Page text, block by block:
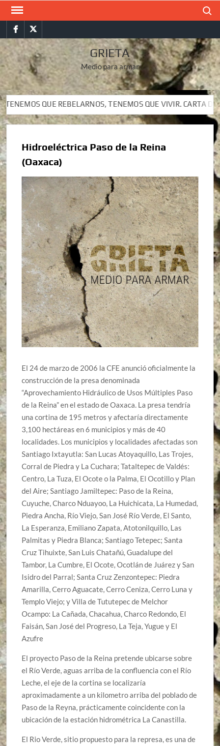
Saltar
contenidoFacebookTwitter
GRIETA
Medio para armar
REBELARNOS, TENEMOS QUE VIVIR. CARTA DEL
REBELARNOS, TENEMOS QUE VIVIR. CARTA DEL
Hidroeléctrica Paso de la Reina
(Oaxaca)
El 24 de marzo de 2006 la CFE anunció oficialmente la
construcción de la presa denominada
“Aprovechamiento Hidráulico de Usos Múltiples Paso
de la Reina” en el estado de Oaxaca. La presa tendría
una cortina de 195 metros y afectaría directamente
3,100 hectáreas en 6 municipios y más de 40
localidades. Los municipios y localidades afectadas son
Santiago Ixtayutla: San Lucas Atoyaquillo, Las Trojes,
Corral de Piedra y La Cuchara; Tataltepec de Valdés:
Centro, La Tuza, El Ocote o la Palma, El Ocotillo y Plan
del Aire; Santiago Jamiltepec: Paso de la Reina,
Cuyuche, Charco Nduayoo, La Huichicata, La Humedad,
Piedra Ancha, Río Viejo, San José Río Verde, El Santo,
La Esperanza, Emiliano Zapata, Atotonilquillo, Las
Palmitas y Piedra Blanca; Santiago Tetepec; Santa
Cruz Tihuixte, San Luis Chatañú, Guadalupe del
Tambor, La Cumbre, El Ocote, Ocotlán de Juárez y San
Isidro del Parral; Santa Cruz Zenzontepec: Piedra
Amarilla, Cerro Aguacate, Cerro Ceniza, Cerro Luna y
Templo Viejo; y Villa de Tututepec de Melchor
Ocampo: La Cañada, Chacahua, Charco Redondo, El
Faisán, San José del Progreso, La Teja, Yugue y El
Azufre
El proyecto Paso de la Reina pretende ubicarse sobre
el Río Verde, aguas arriba de la confluencia con el Río
Leche, el eje de la cortina se localizaría
aproximadamente a un kilometro arriba del poblado de
Paso de la Reyna, prácticamente coincidente con la
ubicación de la estación hidrométrica La Canastilla.
El Rio Verde, sitio propuesto para la represa, es una de